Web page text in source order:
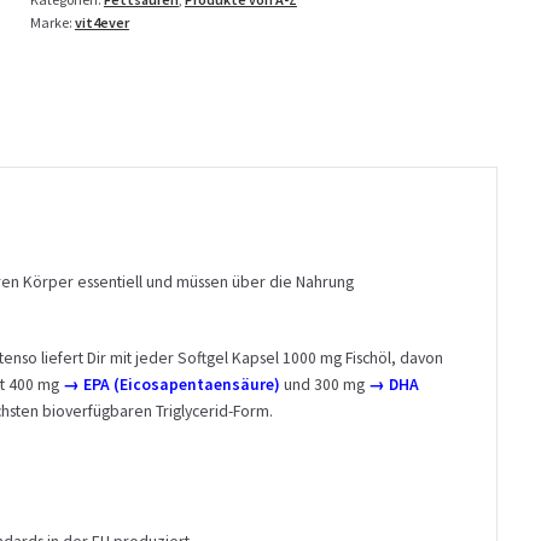
Kapseln
Marke: vit4ever
Körper essentiell und müssen über die Nahrung
liefert Dir mit jeder Softgel Kapsel 1000 mg Fischöl, davon
400 mg → EPA (Eicosapentaensäure) und 300 mg → DHA
bioverfügbaren Triglycerid-Form.